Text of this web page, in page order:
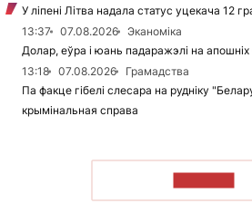
У ліпені Літва надала статус уцекача 12
13:37
07.08.2026
Эканоміка
Долар, еўра і юань падаражэлі на
13:18
07.08.2026
Грамадства
Па факце гібелі слесара на рудніку
крымінальная справа